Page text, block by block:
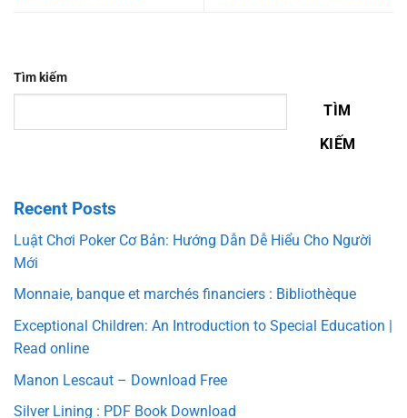
Tìm kiếm
TÌM
KIẾM
Recent Posts
Luật Chơi Poker Cơ Bản: Hướng Dẫn Dễ Hiểu Cho Người
Mới
Monnaie, banque et marchés financiers : Bibliothèque
Exceptional Children: An Introduction to Special Education |
Read online
Manon Lescaut – Download Free
Silver Lining : PDF Book Download